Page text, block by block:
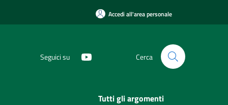
Accedi all'area personale
Seguici su Cerca
Tutti gli argomenti